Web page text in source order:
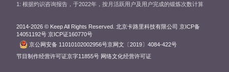
1: 根据灼识咨询报告，于2022年，按月活跃用户及用户完成的锻炼次数计算
2014-2026 © Keep All Rights Reserved. 北京卡路里科技有限公司 京ICP备
14051192号 京ICP证160770号
京公网安备 11010102002956号京网文〔2019〕4084-422号
节目制作经营许可证京字11855号 网络文化经营许可证